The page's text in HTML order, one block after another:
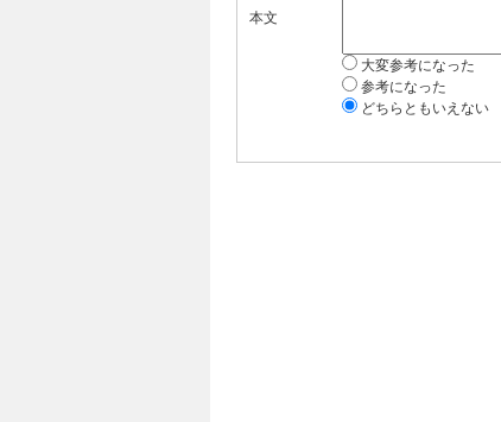
本文
大変参考になった
参考になった
どちらともいえない